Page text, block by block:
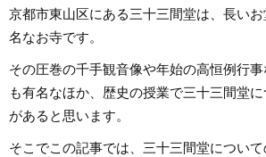
バンドでドラムと、さまざまな楽器を経験
め、各地の音楽フェスの紹介記事やライ
活動やこれまでの業務で培った経験を元
す。音楽は国内外のロックはもちろん、最
京都市東山区にある三十三間堂は、長い
名なお寺です。
その圧巻の千手観音像や年始の高恒例行
も有名なほか、歴史の授業で三十三間堂
があると思います。
そこでこの記事では、三十三間堂につい